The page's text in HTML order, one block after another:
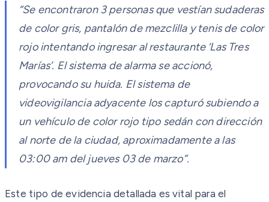
“Se encontraron 3 personas que vestían sudaderas
de color gris, pantalón de mezclilla y tenis de color
rojo intentando ingresar al restaurante ‘Las Tres
Marías’. El sistema de alarma se accionó,
provocando su huida. El sistema de
videovigilancia adyacente los capturó subiendo a
un vehículo de color rojo tipo sedán con dirección
al norte de la ciudad, aproximadamente a las
03:00 am del jueves 03 de marzo”.
Este tipo de evidencia detallada es vital para el